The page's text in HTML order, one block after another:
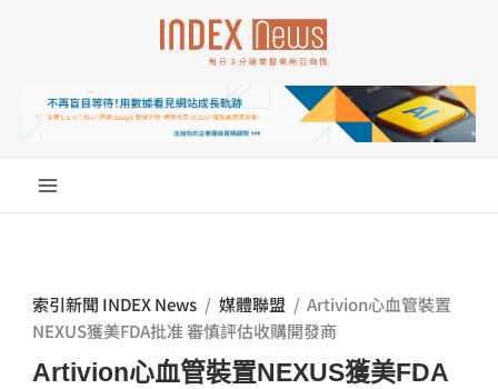
索引新聞 INDEX News / 媒體聯盟 / Artivion心血管裝置
NEXUS獲美FDA批准 審慎評估收購開發商
Artivion心血管裝置NEXUS獲美FDA